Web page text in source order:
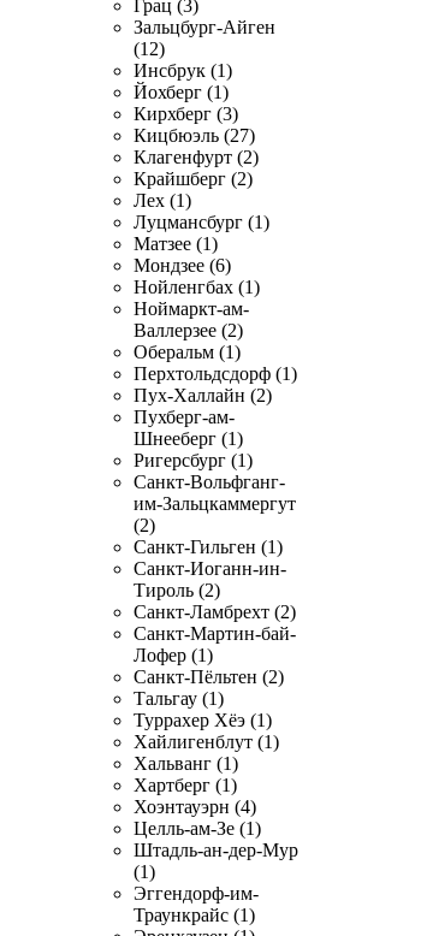
Грац (3)
Зальцбург-Айген
(12)
Инсбрук (1)
Йохберг (1)
Кирхберг (3)
Кицбюэль (27)
Клагенфурт (2)
Крайшберг (2)
Лех (1)
Луцмансбург (1)
Матзее (1)
Мондзее (6)
Нойленгбах (1)
Ноймаркт-ам-
Валлерзее (2)
Оберальм (1)
Перхтольдсдорф (1)
Пух-Халлайн (2)
Пухберг-ам-
Шнееберг (1)
Ригерсбург (1)
Санкт-Вольфганг-
им-Зальцкаммергут
(2)
Санкт-Гильген (1)
Санкт-Иоганн-ин-
Тироль (2)
Санкт-Ламбрехт (2)
Санкт-Мартин-бай-
Лофер (1)
Санкт-Пёльтен (2)
Тальгау (1)
Туррахер Хёэ (1)
Хайлигенблут (1)
Хальванг (1)
Хартберг (1)
Хоэнтауэрн (4)
Целль-ам-Зе (1)
Штадль-ан-дер-Мур
(1)
Эггендорф-им-
Траункрайс (1)